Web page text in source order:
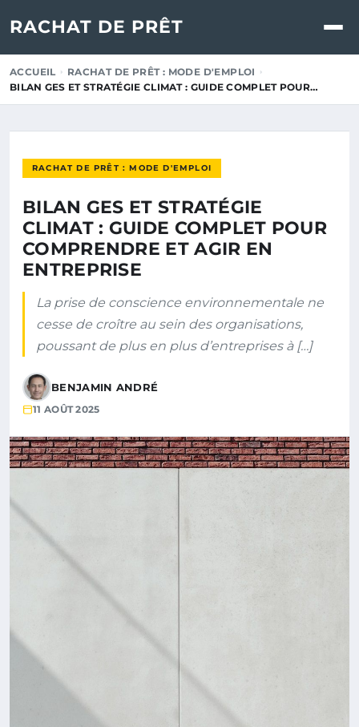
RACHAT DE PRÊT
ACCUEIL
RACHAT DE PRÊT : MODE D'EMPLOI
BILAN GES ET STRATÉGIE CLIMAT : GUIDE COMPLET POUR…
RACHAT DE PRÊT : MODE D'EMPLOI
BILAN GES ET STRATÉGIE
CLIMAT : GUIDE COMPLET POUR
COMPRENDRE ET AGIR EN
ENTREPRISE
La prise de conscience environnementale ne
cesse de croître au sein des organisations,
poussant de plus en plus d’entreprises à […]
BENJAMIN ANDRÉ
11 AOÛT 2025